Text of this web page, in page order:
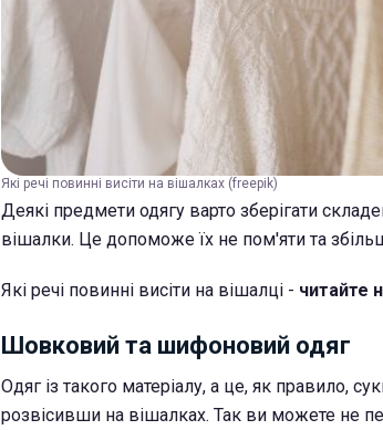
Які речі повинні висіти на вішалках (freepik)
Деякі предмети одягу варто зберігати
вішалки. Це допоможе їх не пом'яти та
Які речі повинні висіти на вішалці - читайте
Шовковий та шифоновий одяг
Одяг із такого матеріалу, а це, як правило,
розвісивши на вішалках. Так ви можете не